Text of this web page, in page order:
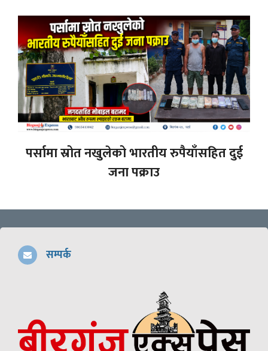
पर्सामा स्रोत नखुलेको भारतीय रुपैयाँसहित दुई
जना पक्राउ
सम्पर्क